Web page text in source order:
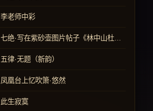
李老师中彩
五律·无题（新韵）
凤凰台上忆吹箫·悠然
此生寂寞